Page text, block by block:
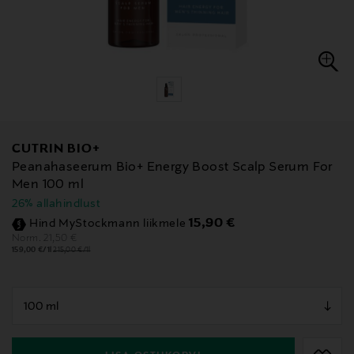
CUTRIN BIO+
Peanahaseerum Bio+ Energy Boost Scalp Serum For
Men 100 ml
26% allahindlust
Hind MyStockmann liikmele Discounted Price
15,90 €
Norm. Original Price
21,50 €
159,00 €/1l215,00 €/1l
null